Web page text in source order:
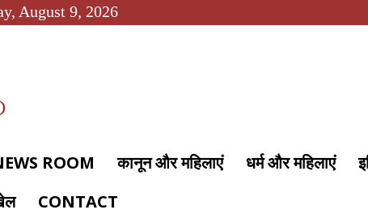
August 9, 2026
ROOM कानून और महिलाएं धर्म और महिलाएं
CONTACT